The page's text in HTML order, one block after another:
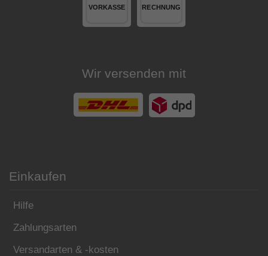
Wir versenden mit
Einkaufen
Hilfe
Zahlungsarten
Versandarten & -kosten